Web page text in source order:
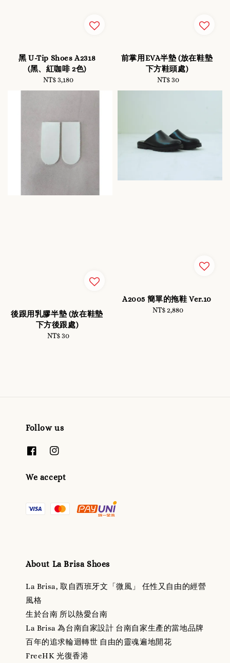
黑 U-Tip Shoes A2318
(黑、紅咖啡 2色)
Regular
price
NT$ 3,180
前掌用EVA半墊 (放在鞋墊
下方鞋頭處)
Regular
price
NT$ 30
後跟用乳膠半墊 (放在鞋墊
下方後跟處)
Regular
NT$ 30
A2005 簡單的拖鞋 Ver.10
Regular
NT$ 2,880
Follow us
We accept
About La Brisa Shoes
La Brisa, 取自西班牙文「微風」 任性又自由的經營
風格
生於台南 所以熱愛台南
La Brisa 為台南自家設計 台南自家生產的當地品牌
百年的追求輪迴轉世 自由的靈魂遍地開花
FreeHK 光復香港